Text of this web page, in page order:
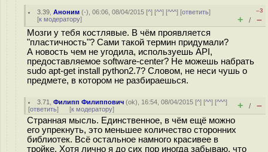
3.39 ,Аноним (-), 06:06, 08/04/2015 [^] [^^] [^^^] [ответить]
[к модератору]
–3
+ / –
Мозги у тебя костлявые. В чём проявляется
"пластичность"? Сами такой термин придумали?
А новость чем не угодила, используешь API,
предоставляемое software-center? Не можешь набрать
sudo apt-get install python2.7? Словом, не неси чушь о
предмете, в котором не разбираешься.
3.71 ,Филипп Филиппович (ok), 16:54, 08/04/2015 [^] [^^] [^^^]
[ответить] [к модератору] + / –
Странная мысль. Единственное, в чём ещё можно
его упрекнуть, это меньшее количество сторонних
библиотек. Всё остальное намного красивее в
тройке. Хотя лично я до сих пор иногда забываю, что